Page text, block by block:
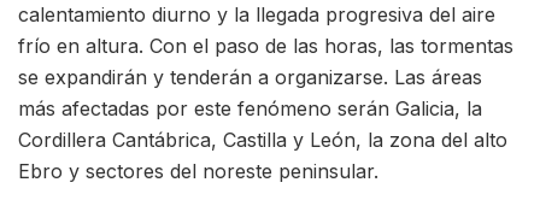
calentamiento diurno y la llegada progresiva del aire
frío en altura. Con el paso de las horas, las tormentas
se expandirán y tenderán a organizarse. Las áreas
más afectadas por este fenómeno serán Galicia, la
Cordillera Cantábrica, Castilla y León, la zona del alto
Ebro y sectores del noreste peninsular.